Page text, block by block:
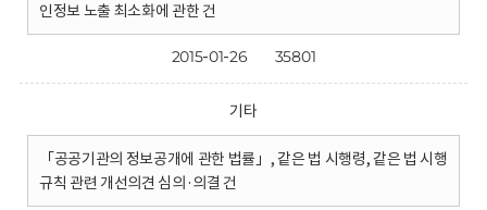
인정보 노출 최소화에 관한 건
2015-01-26 35801
기타
「공공기관의 정보공개에 관한 법률」, 같은 법 시행령, 같은 법 시행
규칙 관련 개선의견 심의·의결 건